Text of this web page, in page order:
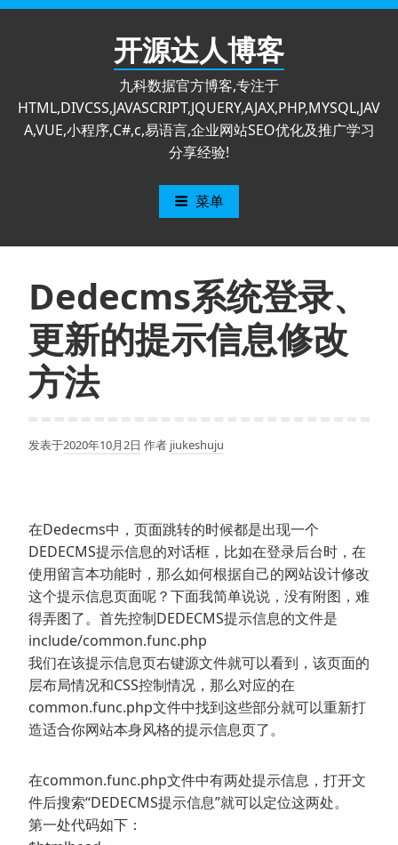
跳
开源达人博客
九科数据官方博客,专注于
HTML,DIVCSS,JAVASCRIPT,JQUERY,AJAX,PHP,MYSQL,JAV
A,VUE,小程序,C#,c,易语言,企业网站SEO优化及推广学习
分享经验!
菜单
Dedecms系统登录、
更新的提示信息修改
方法
发表于2020年10月2日 作者 jiukeshuju
在Dedecms中，页面跳转的时候都是出现一个
DEDECMS提示信息的对话框，比如在登录后台时，在
使用留言本功能时，那么如何根据自己的网站设计修改
这个提示信息页面呢？下面我简单说说，没有附图，难
得弄图了。首先控制DEDECMS提示信息的文件是
include/common.func.php
我们在该提示信息页右键源文件就可以看到，该页面的
层布局情况和CSS控制情况，那么对应的在
common.func.php文件中找到这些部分就可以重新打
造适合你网站本身风格的提示信息页了。
在common.func.php文件中有两处提示信息，打开文
件后搜索“DEDECMS提示信息”就可以定位这两处。
第一处代码如下：